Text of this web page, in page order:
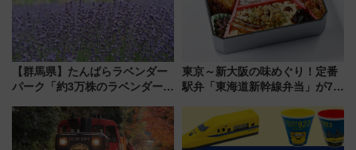
【群馬県】たんばらラベンダー
パーク「約3万株のラベンダー」
で都心から約1時間半で夏の絶景
を！
東京～新大阪の味めぐり！定番
駅弁「東海道新幹線弁当」が7月